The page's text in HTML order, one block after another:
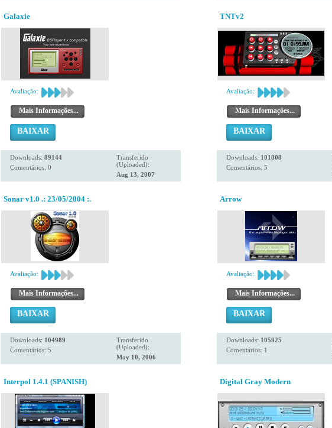
Galaxie
Avaliação:
Mais Informações...
BAIXAR
Downloads: 89144
Comentários: 0
Transferido
(Uploaded):
Aug 13, 2007
TNTv2
Avaliação:
Mais Informações...
BAIXAR
Downloads: 101808
Comentários: 5
Sonar v1.0 .: 23/05/2004 :.
Avaliação:
Mais Informações...
BAIXAR
Downloads: 104989
Comentários: 5
Transferido
(Uploaded):
May 10, 2006
Arrow
Avaliação:
Mais Informações...
BAIXAR
Downloads: 105925
Comentários: 1
Interpol 1.4.1 (SPANISH) Digital Gray Modern